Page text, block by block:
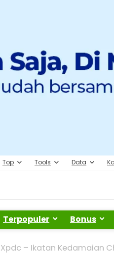
Top Tools Data
Terpopuler Bonus
Xpdc – Ikatan Kedamaian